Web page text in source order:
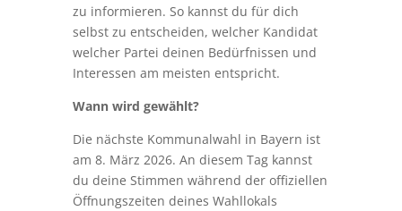
zu informieren. So kannst du für dich
selbst zu entscheiden, welcher Kandidat
welcher Partei deinen Bedürfnissen und
Interessen am meisten entspricht.
Wann wird gewählt?
Die nächste Kommunalwahl in Bayern ist
am 8. März 2026. An diesem Tag kannst
du deine Stimmen während der offiziellen
Öffnungszeiten deines Wahllokals